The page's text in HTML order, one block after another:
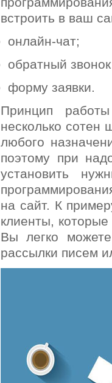
встроить в ваш
онлайн-чат;
обратный
форму заявки.
Принцип
несколько сотен
любого
поэтому при
установить
на сайт. К
клиенты,
Вы легко
рассылки писем